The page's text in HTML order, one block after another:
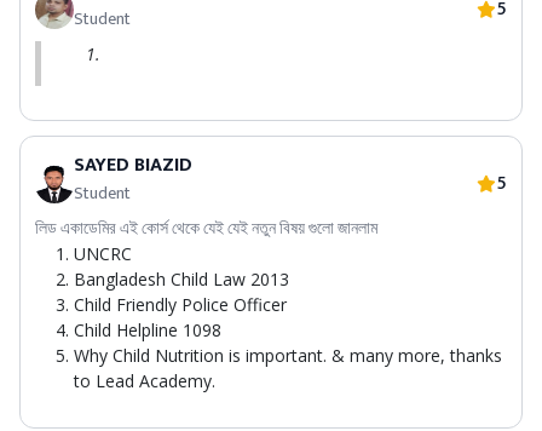
Student 5
SAYED BIAZID
Student 5
লিড একাডেমির এই কোর্স থেকে যেই যেই নতুন বিষয় গুলো জানলাম
UNCRC
Bangladesh Child Law 2013
Child Friendly Police Officer
Child Helpline 1098
Why Child Nutrition is important. & many more, thanks
to Lead Academy.